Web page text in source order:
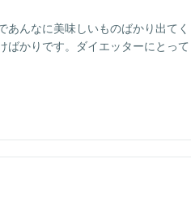
んなに美味しいものばかり出てく
ばかりです。ダイエッターにとって